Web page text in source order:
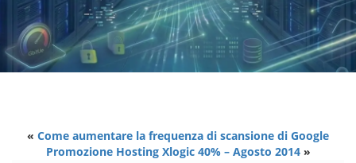
« Come aumentare la frequenza di scansione di Google
Promozione Hosting Xlogic 40% – Agosto 2014»